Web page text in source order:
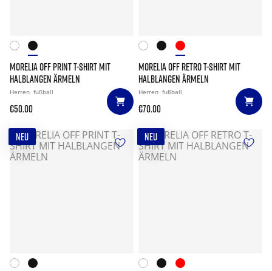
MORELIA OFF PRINT T-SHIRT MIT
HALBLANGEN ÄRMELN
Herren fußball
€50.00
MORELIA OFF RETRO T-SHIRT MIT
HALBLANGEN ÄRMELN
Herren fußball
€70.00
NEU NEU